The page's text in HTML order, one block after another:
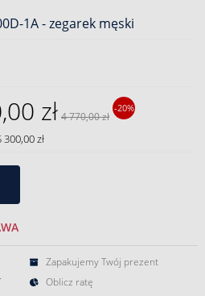
1A - zegarek męski
zł 4 770,00 zł
-20%
zł
Zapakujemy Twój prezent
Oblicz ratę